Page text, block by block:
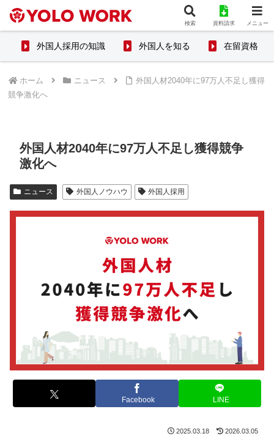
外国人採用の知識 外国人を知る 在留資格
ホーム ニュース
外国人材2040年に97万人不足し獲得
競争激化へ
外国人材2040年に97万人不足し獲得競争
激化へ
ニュース 外国人ノウハウ 外国人採用
Facebook LINE
2025.03.18 2026.03.05
検索 資料請求 メニュー